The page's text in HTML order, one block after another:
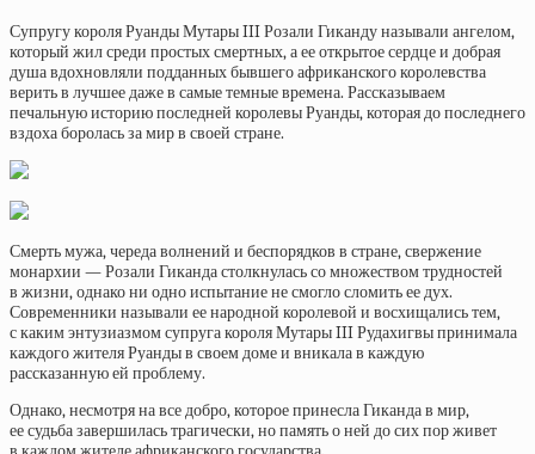
Супругу короля Руанды Мутары III Розали Гиканду называли ангелом,
который жил среди простых смертных, а ее открытое сердце и добрая
душа вдохновляли подданных бывшего африканского королевства
верить в лучшее даже в самые темные времена. Рассказываем
печальную историю последней королевы Руанды, которая до последнего
вздоха боролась за мир в своей стране.
Смерть мужа, череда волнений и беспорядков в стране, свержение
монархии — Розали Гиканда столкнулась со множеством трудностей
в жизни, однако ни одно испытание не смогло сломить ее дух.
Современники называли ее народной королевой и восхищались тем,
с каким энтузиазмом супруга короля Мутары III Рудахигвы принимала
каждого жителя Руанды в своем доме и вникала в каждую
рассказанную ей проблему.
Однако, несмотря на все добро, которое принесла Гиканда в мир,
ее судьба завершилась трагически, но память о ней до сих пор живет